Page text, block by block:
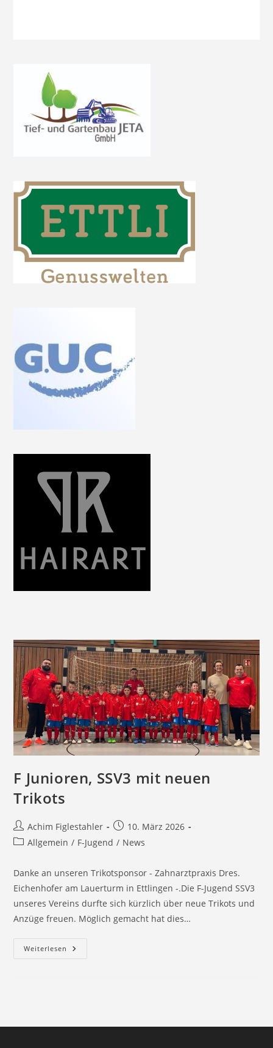
F Junioren, SSV3 mit neuen
Trikots
Beitrags-
Autor:
Achim Figlestahler
Beitrag
veröffentlicht:
10. März 2026
Beitrags-
Allgemein / F-Jugend / News
Danke an unseren Trikotsponsor - Zahnarztpraxis Dres.
Eichenhofer am Lauerturm in Ettlingen -.Die F-Jugend SSV3
unseres Vereins durfte sich kürzlich über neue Trikots und
Anzüge freuen. Möglich gemacht hat dies…
Weiterlesen